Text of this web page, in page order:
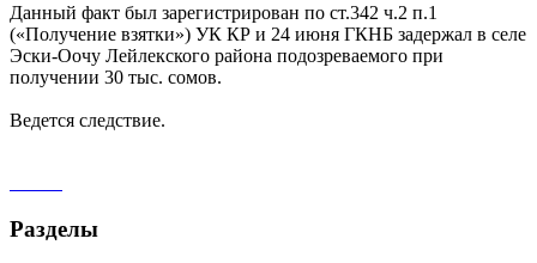
Данный факт был зарегистрирован по ст.342 ч.2 п.1
(«Получение взятки») УК КР и 24 июня ГКНБ задержал в селе
Эски-Оочу Лейлекского района подозреваемого при
получении 30 тыс. сомов.
Ведется следствие.
Разделы